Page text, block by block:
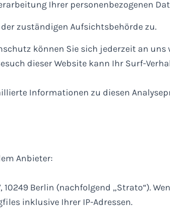
Ihrer personenbezogenen
zuständigen Aufsichtsbehörde zu.
können Sie sich jederzeit an uns
dieser Website kann Ihr Surf-
Informationen zu diesen
Anbieter:
Berlin (nachfolgend „Strato“).
inklusive Ihrer IP-Adressen.